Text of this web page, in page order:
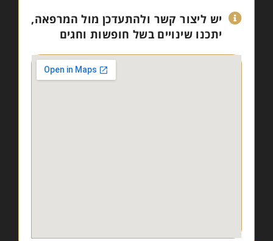
יש ליצור קשר ולהתעדכן מול המרפאה,
יתכנו שינויים בשל חופשות וחגים